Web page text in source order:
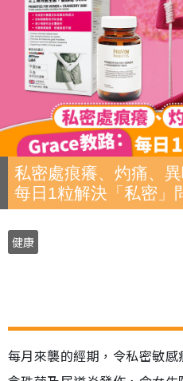
私密處痕癢、灼痛、
每日1粒解決「私密」
健康
每月來襲的經期，令私密敏